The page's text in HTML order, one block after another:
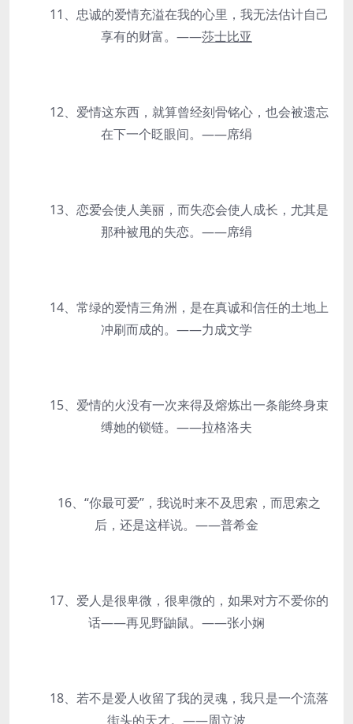
11、忠诚的爱情充溢在我的心里，我无法估计自己
享有的财富。——莎士比亚
12、爱情这东西，就算曾经刻骨铭心，也会被遗忘
在下一个眨眼间。——席绢
13、恋爱会使人美丽，而失恋会使人成长，尤其是
那种被甩的失恋。——席绢
14、常绿的爱情三角洲，是在真诚和信任的土地上
冲刷而成的。——力成文学
15、爱情的火没有一次来得及熔炼出一条能终身束
缚她的锁链。——拉格洛夫
16、“你最可爱”，我说时来不及思索，而思索之
后，还是这样说。——普希金
17、爱人是很卑微，很卑微的，如果对方不爱你的
话——再见野鼬鼠。——张小娴
18、若不是爱人收留了我的灵魂，我只是一个流落
街头的天才。——周立波